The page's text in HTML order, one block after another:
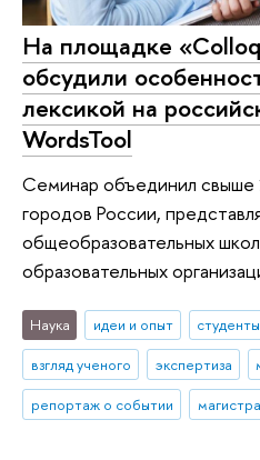
На площадке
обсудили
лексикой на
WordsTool
Семинар объединил свыше
городов России,
общеобразовательных
образовательных
Наука идеи и опыт студенты
взгляд ученого
экспертиза
репортаж о событии